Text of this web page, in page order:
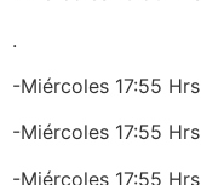
.
-Miércoles 17:55
-Miércoles 17:55
-Miércoles 17:55